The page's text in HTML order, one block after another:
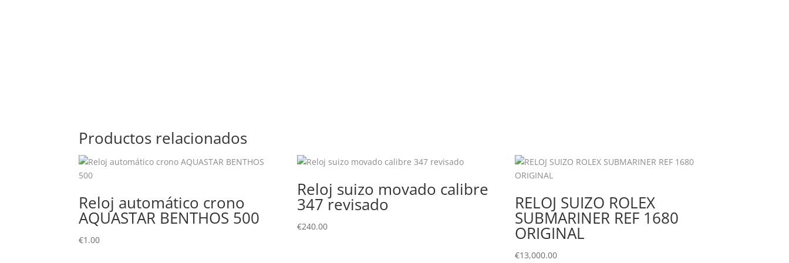
Productos relacionados
Reloj automático crono
AQUASTAR BENTHOS 500
€1.00
Reloj suizo movado calibre
347 revisado
€240.00
RELOJ SUIZO ROLEX
SUBMARINER REF 1680
ORIGINAL
€13,000.00